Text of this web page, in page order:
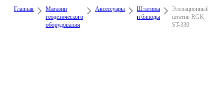
Главная
Магазин
геодезического
оборудования
Аксессуары
Штативы
и биподы
Элевационный
штатив RGK
ST-330